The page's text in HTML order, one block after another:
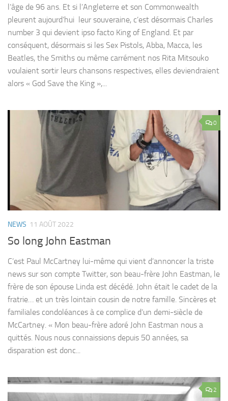
l’âge de 96 ans. Et si l’Angleterre et son Commonwealth
pleurent aujourd’hui leur souveraine, c’est désormais Charles
number 3 qui devient ipso facto King of England. Et par
conséquent, désormais si les Sex Pistols, Abba, Macca, les
Beatles, the Smiths ou même carrément nos Rita Mitsouko
voulaient sortir leurs chansons respectives, elles deviendraient
alors « God Save the King »,...
0
NEWS 11 AOÛT 2022
So long John Eastman
C’est Paul McCartney lui-même qui vient d’annoncer la triste
news sur son compte Twitter, son beau-frère John Eastman, le
frère de son épouse Linda est décédé. John était le cadet de la
fratrie… et un très lointain cousin de notre famille. Sincères et
familiales condoléances à ce complice d’un demi-siècle de
McCartney. « Mon beau-frère adoré John Eastman nous a
quittés. Nous nous connaissions depuis 50 années, sa
disparation est donc...
2